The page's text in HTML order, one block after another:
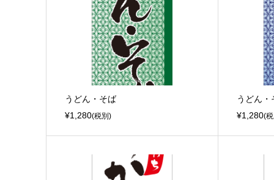
うどん・そば
¥1,280(税別)
うどん・
¥1,280(